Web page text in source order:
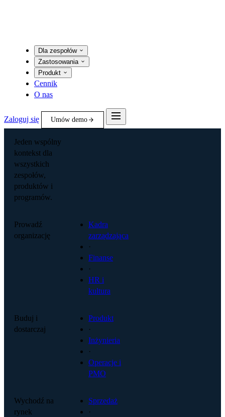
Dla zespołów
Zastosowania
Produkt
Cennik
O nas
Zaloguj się Umów demo
Jeden wspólny
kontekst dla
wszystkich
zespołów,
produktów i
programów.
Prowadź
organizację
Kadra
zarządzająca
·
Finanse
·
HR i
kultura
Buduj i
dostarczaj
Produkt
·
Inżynieria
·
Operacje i
PMO
Wychodź na
rynek
Sprzedaż
·